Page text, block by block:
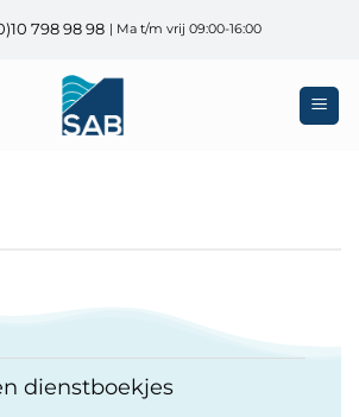
798 98 98 | Ma t/m vrij 09:00-16:00
dienstboekjes